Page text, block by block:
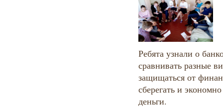
Ребята узнали о
сравнивать разные
защищаться от
сберегать и
деньги.